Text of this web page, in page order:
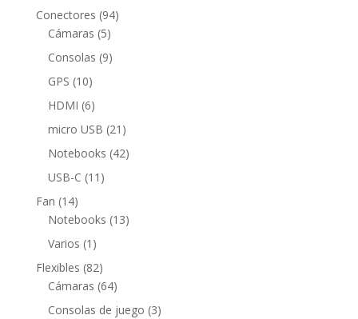
productos
Conectores 9494
Cámaras 55
productos
Consolas 99
GPS 1010
productos
HDMI 66
productos
micro USB 21 21
productos
Notebooks 4242
USB-C 11 11
Fan 1414
productos
Notebooks 1313
Varios 1 1
producto
Flexibles 8282
productos
Cámaras 6464
productos
Consolas de juego 33